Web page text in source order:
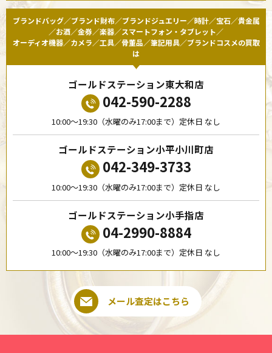
ブランドバッグ／ブランド財布／ブランドジュエリー／時計／宝石／貴金属
／お酒／金券／楽器／スマートフォン・タブレット／
オーディオ機器／カメラ／工具／骨董品／筆記用具／ブランドコスメの買取
は
ゴールドステーション東大和店
042-590-2288
10:00〜19:30（水曜のみ17:00まで）定休日 なし
ゴールドステーション小平小川町店
042-349-3733
10:00〜19:30（水曜のみ17:00まで）定休日 なし
ゴールドステーション小手指店
04-2990-8884
10:00〜19:30（水曜のみ17:00まで）定休日 なし
メール査定はこちら